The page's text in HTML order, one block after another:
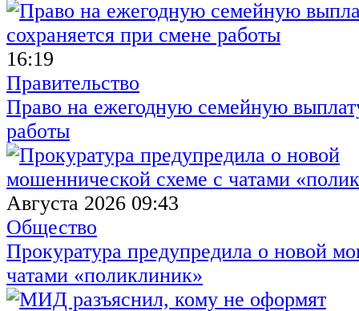
16:19
Правительство
Право на ежегодную семейную
работы
Августа 2026 09:43
Общество
Прокуратура предупредила о новой
чатами «поликлиник»